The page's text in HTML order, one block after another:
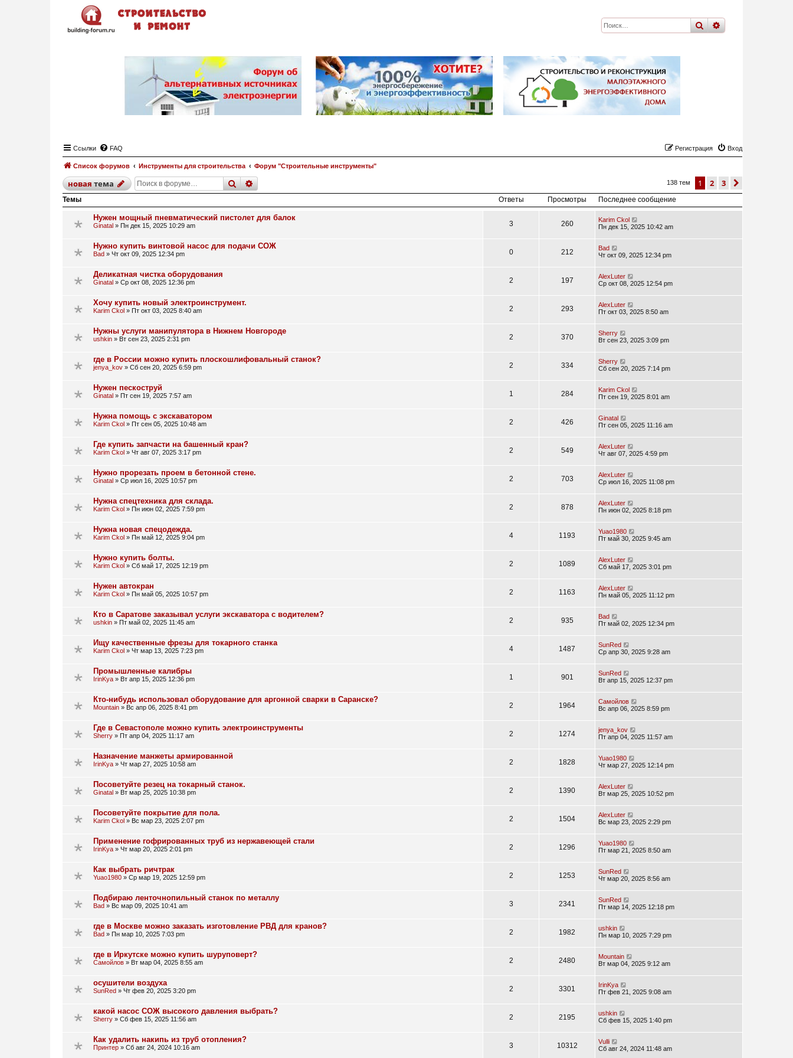
поискрасширенный
Ссылки FAQ Вход
Регистрация
Список форумов Инструменты для строительства Форум "Строительные инструменты"
новаятема поискрасширенный 138 тем 1 2 3
Темы Ответы Просмотры Последнее сообщение
Нужен мощный пневматический пистолет для балок
Ginatal » Пн дек 15, 2025 10:29 am 3 260
Karim Ckol
Пн дек 15, 2025 10:42 am
Нужно купить винтовой насос для подачи СОЖ
Bad » Чт окт 09, 2025 12:34 pm 0 212
Bad
Чт окт 09, 2025 12:34 pm
Деликатная чистка оборудования
Ginatal » Ср окт 08, 2025 12:36 pm 2 197
AlexLuter
Ср окт 08, 2025 12:54 pm
Хочу купить новый электроинструмент.
Karim Ckol » Пт окт 03, 2025 8:40 am 2 293
AlexLuter
Пт окт 03, 2025 8:50 am
Нужны услуги манипулятора в Нижнем Новгороде
ushkin » Вт сен 23, 2025 2:31 pm 2 370
Sherry
Вт сен 23, 2025 3:09 pm
где в России можно купить плоскошлифовальный станок?
jenya_kov » Сб сен 20, 2025 6:59 pm 2 334
Sherry
Сб сен 20, 2025 7:14 pm
Нужен пескоструй
Ginatal » Пт сен 19, 2025 7:57 am 1 284
Karim Ckol
Пт сен 19, 2025 8:01 am
Нужна помощь с экскаватором
Karim Ckol » Пт сен 05, 2025 10:48 am 2 426
Ginatal
Пт сен 05, 2025 11:16 am
Где купить запчасти на башенный кран?
Karim Ckol » Чт авг 07, 2025 3:17 pm 2 549
AlexLuter
Чт авг 07, 2025 4:59 pm
Нужно прорезать проем в бетонной стене.
Ginatal » Ср июл 16, 2025 10:57 pm 2 703
AlexLuter
Ср июл 16, 2025 11:08 pm
Нужна спецтехника для склада.
Karim Ckol » Пн июн 02, 2025 7:59 pm 2 878
AlexLuter
Пн июн 02, 2025 8:18 pm
Нужна новая спецодежда.
Karim Ckol » Пн май 12, 2025 9:04 pm 4 1193
Yuao1980
Пт май 30, 2025 9:45 am
Нужно купить болты.
Karim Ckol » Сб май 17, 2025 12:19 pm 2 1089
AlexLuter
Сб май 17, 2025 3:01 pm
Нужен автокран
Karim Ckol » Пн май 05, 2025 10:57 pm 2 1163
AlexLuter
Пн май 05, 2025 11:12 pm
Кто в Саратове заказывал услуги экскаватора с водителем?
ushkin » Пт май 02, 2025 11:45 am 2 935
Bad
Пт май 02, 2025 12:34 pm
Ищу качественные фрезы для токарного станка
Karim Ckol » Чт мар 13, 2025 7:23 pm 4 1487
SunRed
Ср апр 30, 2025 9:28 am
Промышленные калибры
IrinKya » Вт апр 15, 2025 12:36 pm 1 901
SunRed
Вт апр 15, 2025 12:37 pm
Кто-нибудь использовал оборудование для аргонной сварки в Саранске?
Mountain » Вс апр 06, 2025 8:41 pm 2 1964
Самойлов
Вс апр 06, 2025 8:59 pm
Где в Севастополе можно купить электроинструменты
Sherry » Пт апр 04, 2025 11:17 am 2 1274
jenya_kov
Пт апр 04, 2025 11:57 am
Назначение манжеты армированной
IrinKya » Чт мар 27, 2025 10:58 am 2 1828
Yuao1980
Чт мар 27, 2025 12:14 pm
Посоветуйте резец на токарный станок.
Ginatal » Вт мар 25, 2025 10:38 pm 2 1390
AlexLuter
Вт мар 25, 2025 10:52 pm
Посоветуйте покрытие для пола.
Karim Ckol » Вс мар 23, 2025 2:07 pm 2 1504
AlexLuter
Вс мар 23, 2025 2:29 pm
Применение гофрированных труб из нержавеющей стали
IrinKya » Чт мар 20, 2025 2:01 pm 2 1296
Yuao1980
Пт мар 21, 2025 8:50 am
Как выбрать ричтрак
Yuao1980 » Ср мар 19, 2025 12:59 pm 2 1253
SunRed
Чт мар 20, 2025 8:56 am
Подбираю ленточнопильный станок по металлу
Bad » Вс мар 09, 2025 10:41 am 3 2341
SunRed
Пт мар 14, 2025 12:18 pm
где в Москве можно заказать изготовление РВД для кранов?
Bad » Пн мар 10, 2025 7:03 pm 2 1982
ushkin
Пн мар 10, 2025 7:29 pm
где в Иркутске можно купить шуруповерт?
Самойлов » Вт мар 04, 2025 8:55 am 2 2480
Mountain
Вт мар 04, 2025 9:12 am
осушители воздуха
SunRed » Чт фев 20, 2025 3:20 pm 2 3301
IrinKya
Пт фев 21, 2025 9:08 am
какой насос СОЖ высокого давления выбрать?
Sherry » Сб фев 15, 2025 11:56 am 2 2195
ushkin
Сб фев 15, 2025 1:40 pm
Как удалить накипь из труб отопления?
Принтер » Сб авг 24, 2024 10:16 am 3 10312
Vulli
Сб авг 24, 2024 11:48 am